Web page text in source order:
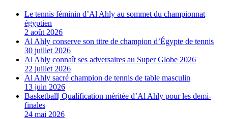
Le tennis féminin d’Al Ahly au sommet du championnat
égyptien
2 août 2026
Al Ahly conserve son titre de champion d’Égypte de tennis
30 juillet 2026
Al Ahly connaît ses adversaires au Super Globe 2026
22 juillet 2026
Al Ahly sacré champion de tennis de table masculin
13 juin 2026
Basketball| Qualification méritée d’Al Ahly pour les demi-
finales
24 mai 2026